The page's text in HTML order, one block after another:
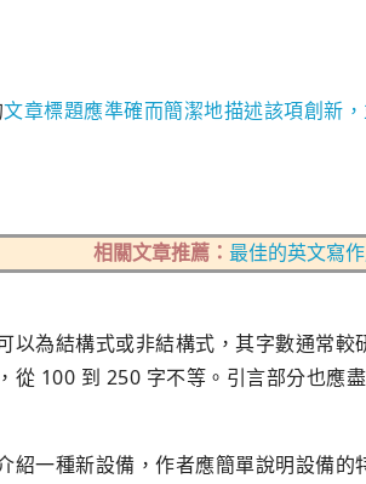
文章標題應準確而簡潔地描述該項創新
相關文章推薦： 最佳的英文寫
以為結構式或非結構式，其字數通常
從 100 到 250 字不等。引言部分也應
紹一種新設備，作者應簡單說明設備